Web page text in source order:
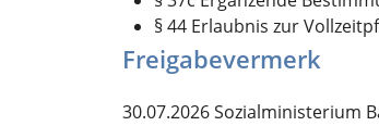
§ 44 Erlaubnis zur
Freigabevermerk
30.07.2026Sozialministerium